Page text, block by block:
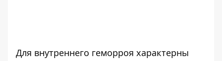
Для внутреннего геморроя характерны